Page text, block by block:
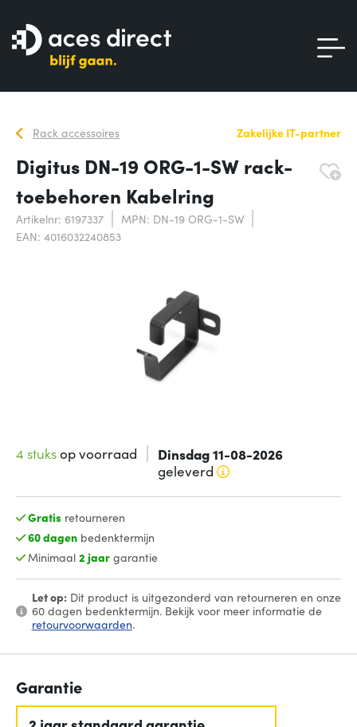
Rack accessoires Zakelijke IT-partner
Digitus DN-19 ORG-1-SW rack-
toebehoren Kabelring
Artikelnr: 6197337
MPN: DN-19 ORG-1-SW
EAN: 4016032240853
4 stuksop voorraad Dinsdag 11-08-2026
geleverd
Gratis retourneren
60 dagenbedenktermijn
Minimaal 2 jaargarantie
Let op:Dit product is uitgezonderd van retourneren en onze
60 dagen bedenktermijn. Bekijk voor meer informatie de
retourvoorwaarden.
Garantie